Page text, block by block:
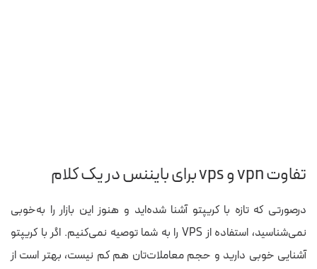
تفاوت vpn و vps برای بایننس در یک‌ کلام
درصورتی که تازه با کریپتو آشنا شده‌اید و هنوز این بازار را به‌خوبی
نمی‌شناسید، استفاده از VPS را به شما توصیه نمی‌کنیم. اگر با کریپتو
آشنایی خوبی دارید و حجم معاملات‌تان هم کم نیست، بهتر است از